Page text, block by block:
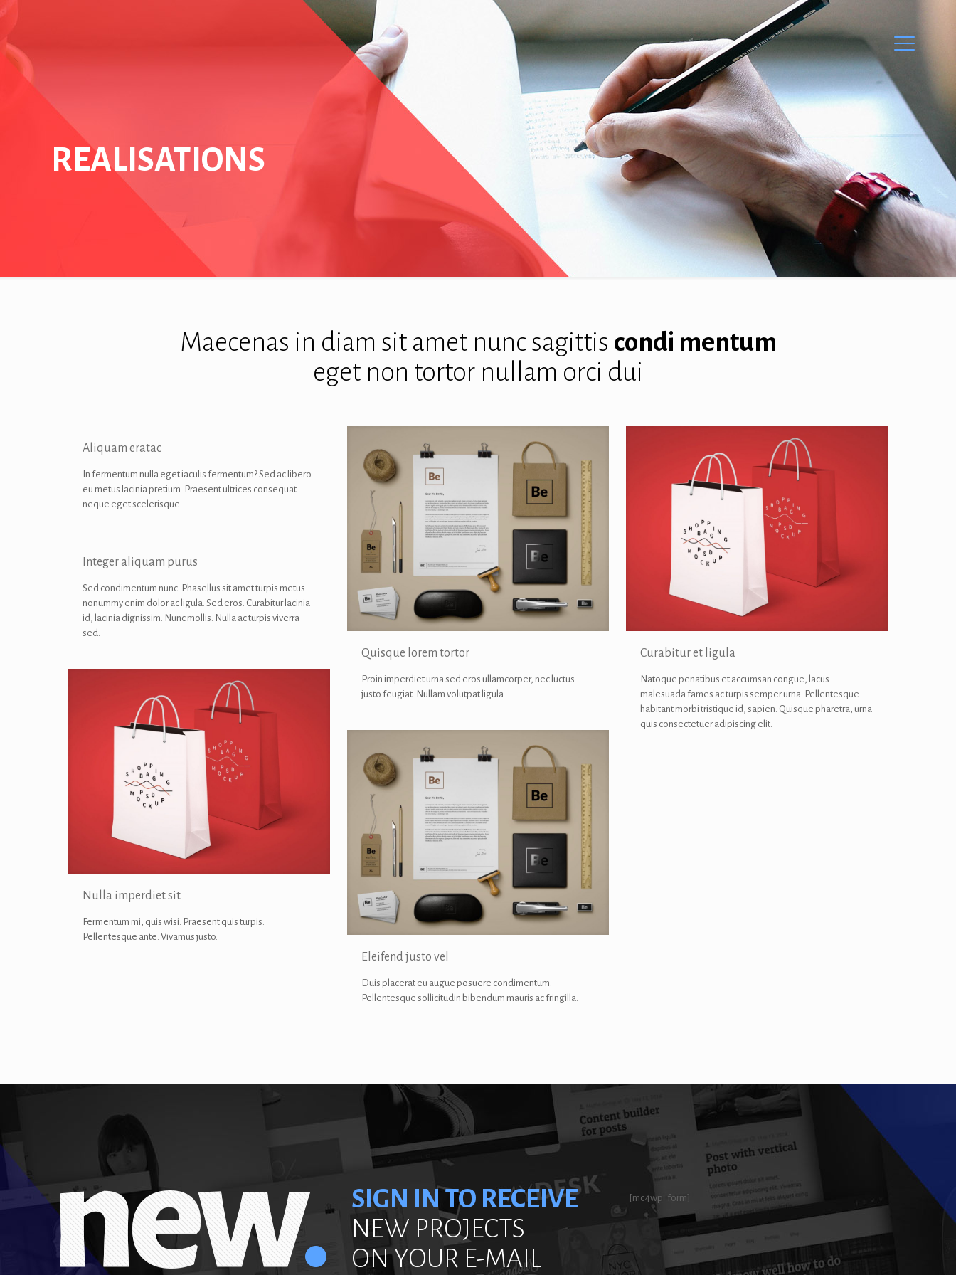
REALISATIONS
Maecenas in diam sit amet nunc sagittis condi mentum
eget non tortor nullam orci dui
Aliquam eratac
In fermentum nulla eget iaculis fermentum? Sed ac libero
eu metus lacinia pretium. Praesent ultrices consequat
neque eget scelerisque.
Quisque lorem tortor
Proin imperdiet urna sed eros ullamcorper, nec luctus
justo feugiat. Nullam volutpat ligula
Curabitur et ligula
Natoque penatibus et accumsan congue, lacus
malesuada fames ac turpis semper urna. Pellentesque
habitant morbi tristique id, sapien. Quisque pharetra, urna
quis consectetuer adipiscing elit.
Integer aliquam purus
Sed condimentum nunc. Phasellus sit amet turpis metus
nonummy enim dolor ac ligula. Sed eros. Curabitur lacinia
id, lacinia dignissim. Nunc mollis. Nulla ac turpis viverra
sed.
Nulla imperdiet sit
Fermentum mi, quis wisi. Praesent quis turpis.
Pellentesque ante. Vivamus justo.
Eleifend justo vel
Duis placerat eu augue posuere condimentum.
Pellentesque sollicitudin bibendum mauris ac fringilla.
SIGN IN TO RECEIVE
NEW PROJECTS
ON YOUR E-MAIL
[mc4wp_form]